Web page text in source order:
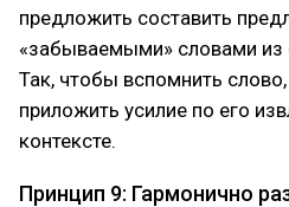
предложить составить
«забываемыми» словами из
Так, чтобы вспомнить
приложить усилие по его
контексте.
Принцип 9: Гармонично